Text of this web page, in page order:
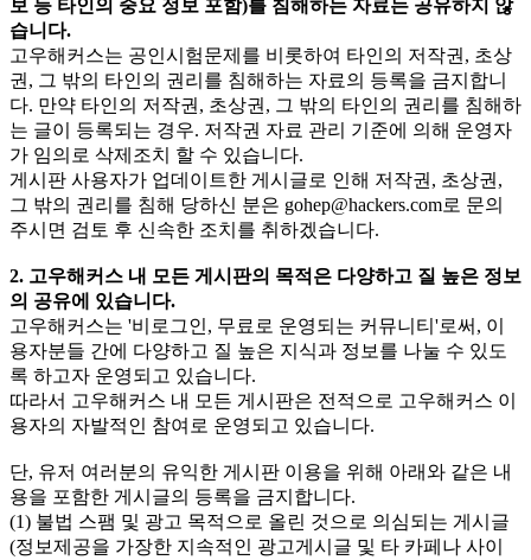
보 등 타인의 중요 정보 포함)를 침해하는 자료는 공유하지 않
습니다.
고우해커스는 공인시험문제를 비롯하여 타인의 저작권, 초상
권, 그 밖의 타인의 권리를 침해하는 자료의 등록을 금지합니
다. 만약 타인의 저작권, 초상권, 그 밖의 타인의 권리를 침해하
는 글이 등록되는 경우. 저작권 자료 관리 기준에 의해 운영자
가 임의로 삭제조치 할 수 있습니다.
게시판 사용자가 업데이트한 게시글로 인해 저작권, 초상권,
그 밖의 권리를 침해 당하신 분은 gohep@hackers.com로 문의
주시면 검토 후 신속한 조치를 취하겠습니다.
2. 고우해커스 내 모든 게시판의 목적은 다양하고 질 높은 정보
의 공유에 있습니다.
고우해커스는 '비로그인, 무료로 운영되는 커뮤니티'로써, 이
용자분들 간에 다양하고 질 높은 지식과 정보를 나눌 수 있도
록 하고자 운영되고 있습니다.
따라서 고우해커스 내 모든 게시판은 전적으로 고우해커스 이
용자의 자발적인 참여로 운영되고 있습니다.
단, 유저 여러분의 유익한 게시판 이용을 위해 아래와 같은 내
용을 포함한 게시글의 등록을 금지합니다.
(1) 불법 스팸 및 광고 목적으로 올린 것으로 의심되는 게시글
(정보제공을 가장한 지속적인 광고게시글 및 타 카페나 사이